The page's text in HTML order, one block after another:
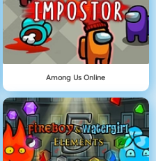
Among Us Online